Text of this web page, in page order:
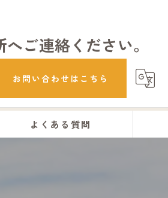
ご連絡ください。
お問い合わせはこちら
よくある質問